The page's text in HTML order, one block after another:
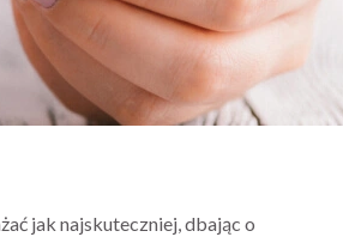
jak najskuteczniej, dbając o